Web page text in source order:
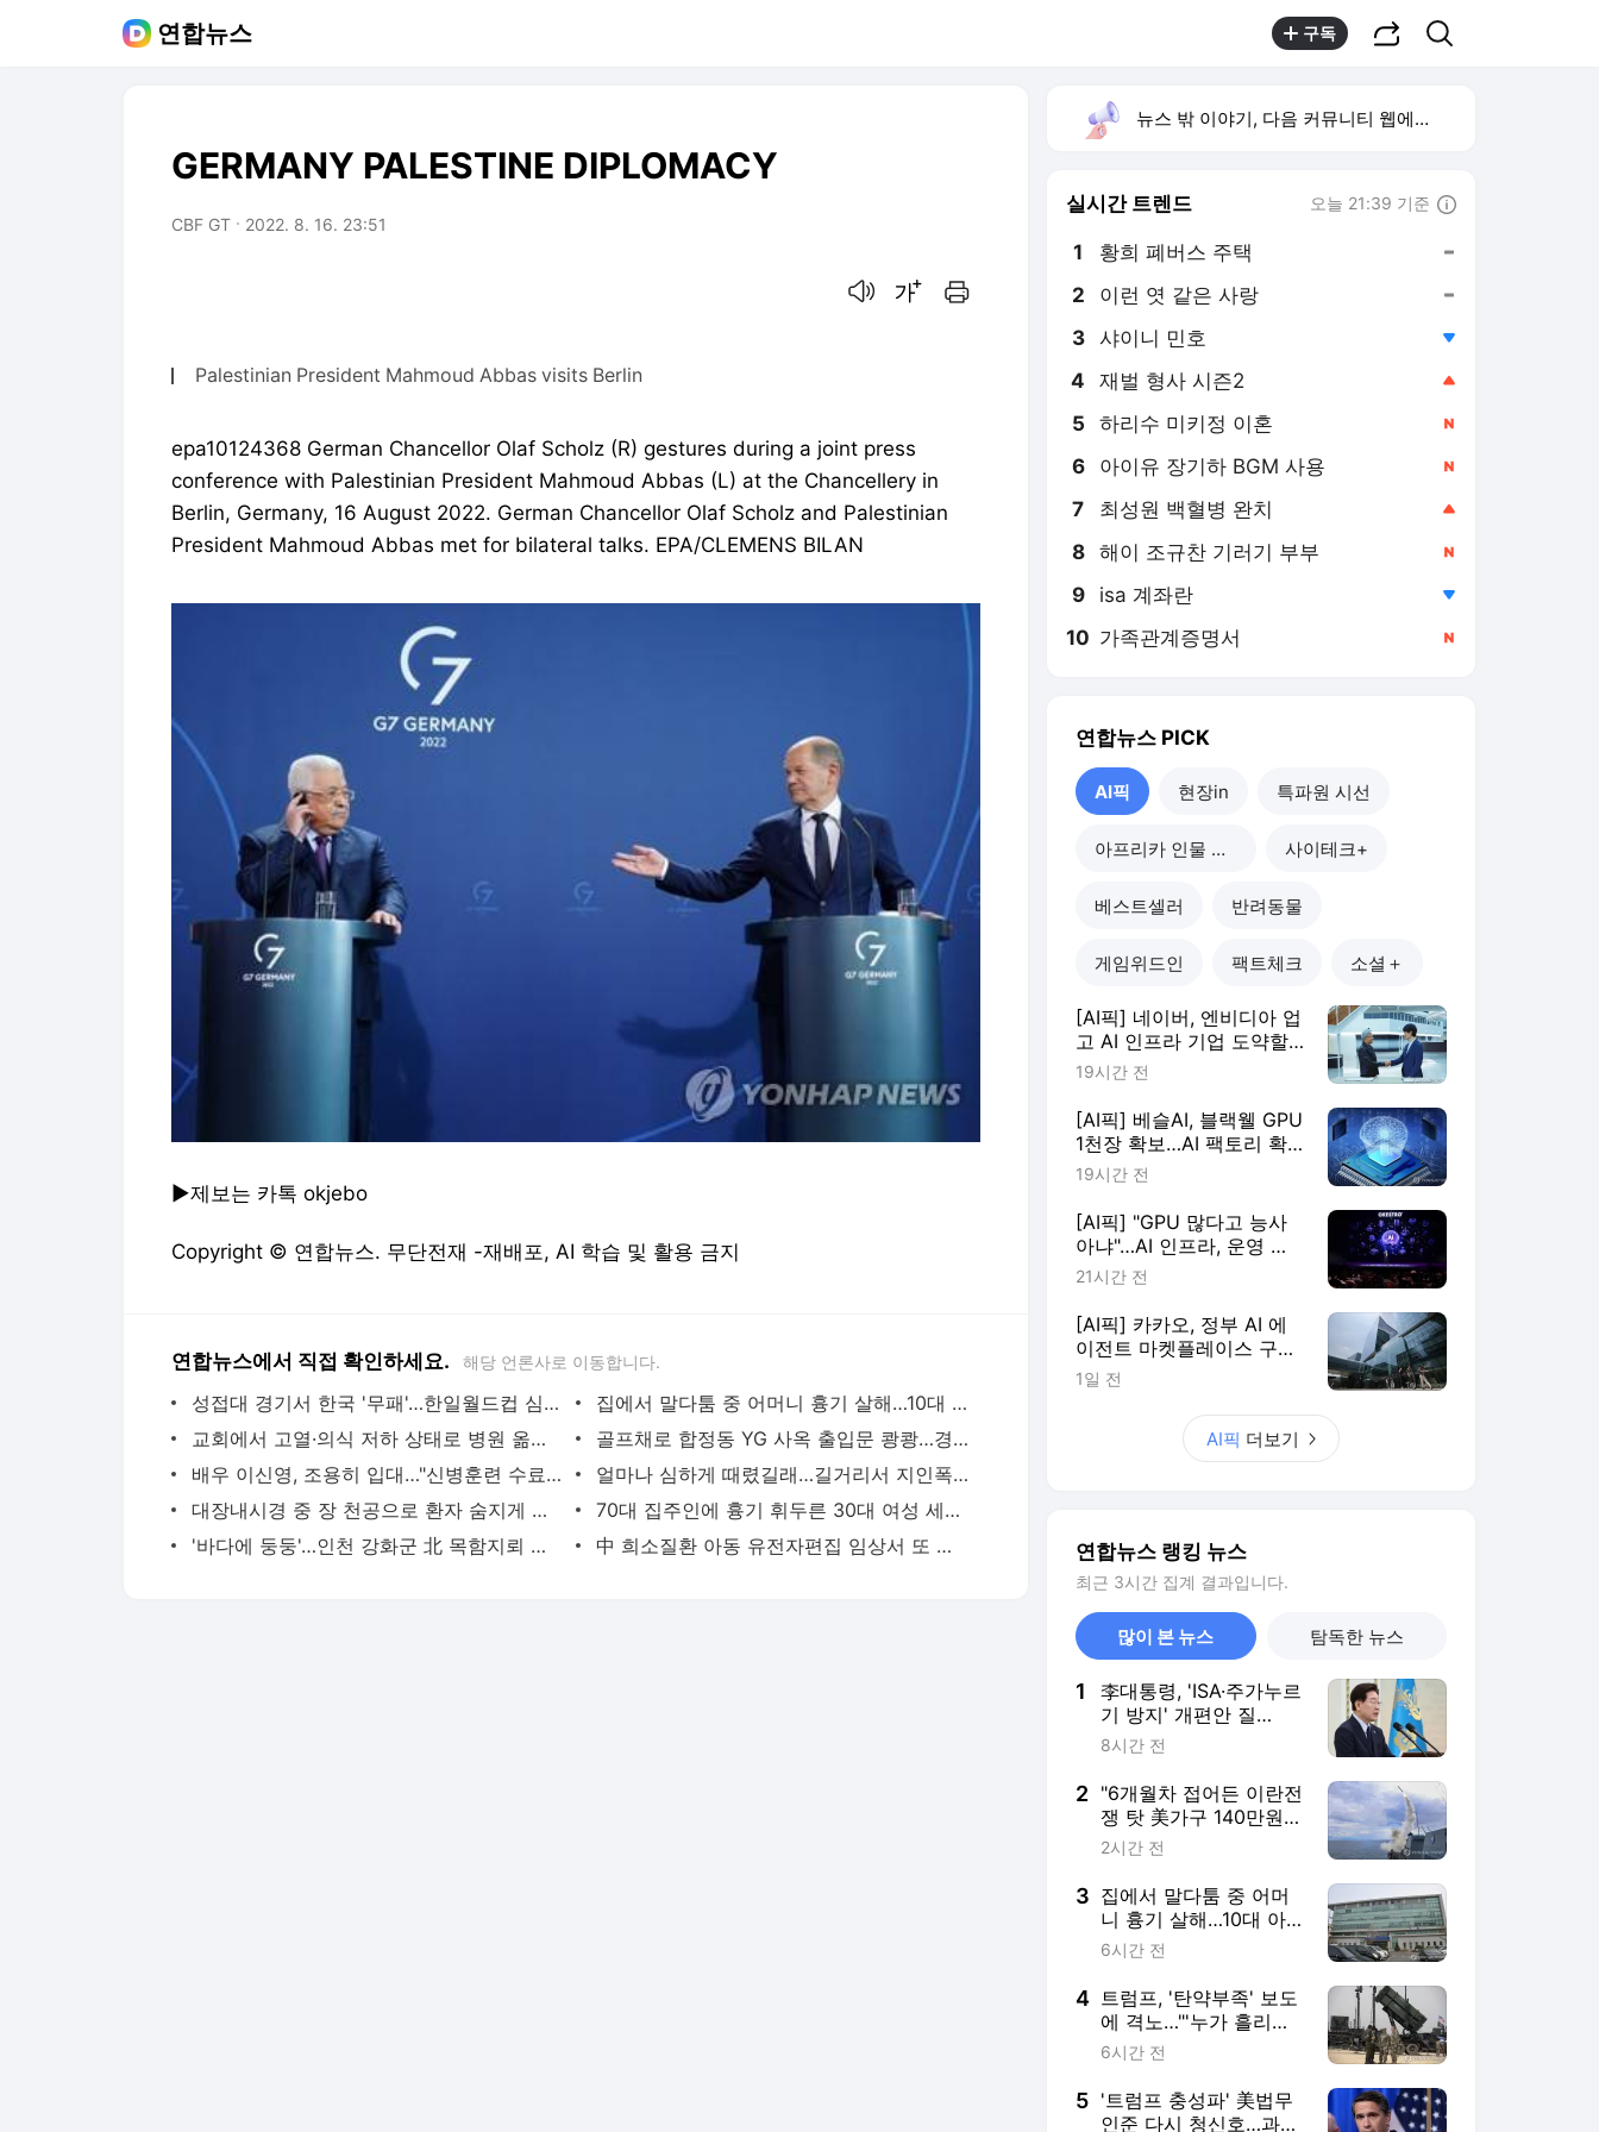
연합뉴스 구독
GERMANY PALESTINE DIPLOMACY
CBF GT 2022. 8. 16. 23:51
Palestinian President Mahmoud Abbas visits Berlin
epa10124368 German Chancellor Olaf Scholz (R) gestures during a joint press
conference with Palestinian President Mahmoud Abbas (L) at the Chancellery in
Berlin, Germany, 16 August 2022. German Chancellor Olaf Scholz and Palestinian
President Mahmoud Abbas met for bilateral talks. EPA/CLEMENS BILAN
▶제보는 카톡 okjebo
Copyright © 연합뉴스. 무단전재 -재배포, AI 학습 및 활용 금지
연합뉴스에서 직접 확인하세요. 해당 언론사로 이동합니다.
성접대 경기서 한국 '무패'…한일월드컵 심판매수설 재점화될 듯 | 연합뉴스
집에서 말다툼 중 어머니 흉기 살해…10대 아들 체포 | 연합뉴스
교회에서 고열·의식 저하 상태로 병원 옮겨진 어린이 사망 | 연합뉴스
골프채로 합정동 YG 사옥 출입문 쾅쾅…경찰, 20대 여성 체포 | 연합뉴스
배우 이신영, 조용히 입대…"신병훈련 수료, 군 생활 집중" | 연합뉴스
얼마나 심하게 때렸길래…길거리서 지인폭행 50대 살인미수 혐의 | 연합뉴스
대장내시경 중 장 천공으로 환자 숨지게 한 의사 2심도 집행유예 | 연합뉴스
70대 집주인에 흉기 휘두른 30대 여성 세입자 체포 | 연합뉴스
'바다에 둥둥'…인천 강화군 北 목함지뢰 주의보 | 연합뉴스
中 희소질환 아동 유전자편집 임상서 또 숨져…안전성 논란 확산 | 연합뉴스
뉴스 밖 이야기, 다음 커뮤니티 웹에서 보기
실시간 트렌드 오늘 21:39 기준
1 황희 폐버스 주택
2 이런 엿 같은 사랑
3 샤이니 민호
4 재벌 형사 시즌2
5 하리수 미키정 이혼
6 아이유 장기하 BGM 사용
7 최성원 백혈병 완치
8 해이 조규찬 기러기 부부
9 isa 계좌란
10 가족관계증명서
연합뉴스 PICK
AI픽 현장in 특파원 시선
아프리카 인물 열전 사이테크+
베스트셀러 반려동물
게임위드인 팩트체크 소셜＋
[AI픽] 네이버, 엔비디아 업
고 AI 인프라 기업 도약할
까
19시간 전
[AI픽] 베슬AI, 블랙웰 GPU
1천장 확보…AI 팩토리 확
장
19시간 전
[AI픽] "GPU 많다고 능사
아냐"…AI 인프라, 운영 효
율이 판가름
21시간 전
[AI픽] 카카오, 정부 AI 에
이전트 마켓플레이스 구축
한다
1일 전
AI픽 더보기
연합뉴스 랭킹 뉴스
최근 3시간 집계 결과입니다.
많이 본 뉴스 탐독한 뉴스
1
李대통령, 'ISA·주가누르
기 방지' 개편안 질
타…"전면 재검토"
8시간 전
2 "6개월차 접어든 이란전
쟁 탓 美가구 140만원
추가 부담"
2시간 전
3 집에서 말다툼 중 어머
니 흉기 살해…10대 아
들 체포
6시간 전
4 트럼프, '탄약부족' 보도
에 격노…"'누가 흘리나'
색출 지시"
6시간 전
5 '트럼프 충성파' 美법무
인준 다시 청신호…과반